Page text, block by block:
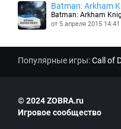
Batman: Arkham
Batman: Arkham
от 5 апреля 2015 14:41
Популярные игры:Call of
© 2024 ZOBRA.ru
Игровое сообщество